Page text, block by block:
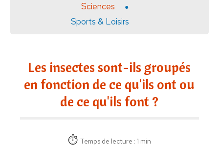
Sciences
Sports & Loisirs
Les insectes sont-ils groupés
en fonction de ce qu'ils ont ou
de ce qu'ils font ?
Temps de lecture : 1 min